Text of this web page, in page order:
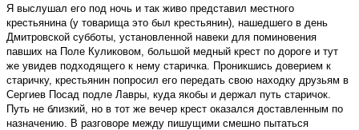
Я выслушал его под ночь и так живо представил местного
крестьянина (у товарища это был крестьянин), нашедшего в день
Дмитровской субботы, установленной навеки для поминовения
павших на Поле Куликовом, большой медный крест по дороге и тут
же увидев подходящего к нему старичка. Проникшись доверием к
старичку, крестьянин попросил его передать свою находку друзьям в
Сергиев Посад подле Лавры, куда якобы и держал путь старичок.
Путь не близкий, но в тот же вечер крест оказался доставленным по
назначению. В разговоре между пишущими смешно пытаться